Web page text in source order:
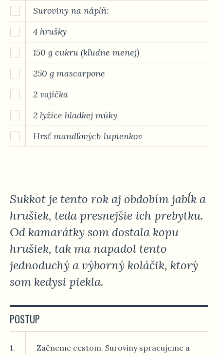
Suroviny na náplň:
4 hrušky
150 g cukru (kľudne menej)
250 g mascarpone
2 vajíčka
2 lyžice hladkej múky
Hrsť mandľových lupienkov
Sukkot je tento rok aj obdobím jabĺk a
hrušiek, teda presnejšie ich prebytku.
Od kamarátky som dostala kopu
hrušiek, tak ma napadol tento
jednoduchý a výborný koláčik, ktorý
som kedysi piekla.
POSTUP
1.
Začneme cestom. Suroviny spracujeme a